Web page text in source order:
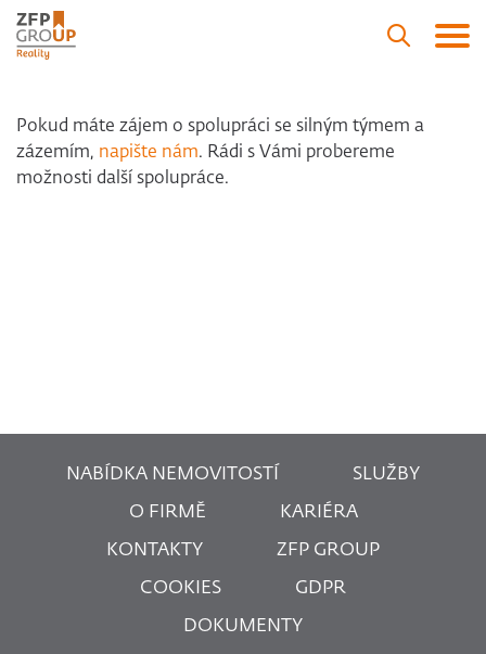
Pokud máte zájem o spolupráci se silným týmem a
zázemím, napište nám. Rádi s Vámi probereme
možnosti další spolupráce.
NABÍDKA NEMOVITOSTÍ SLUŽBY
O FIRMĚ KARIÉRA
KONTAKTY ZFP GROUP
COOKIES GDPR
DOKUMENTY